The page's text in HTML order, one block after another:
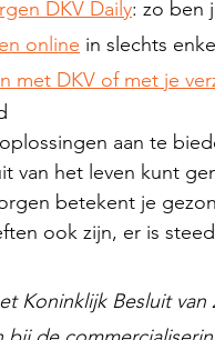
DKV Daily: zo ben
online in slechts
met DKV of met je
aan te
van het leven kunt
betekent je
ook zijn, er is
Koninklijk Besluit van